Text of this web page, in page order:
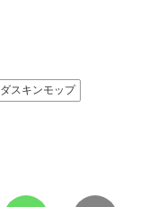
ダスキンモップ